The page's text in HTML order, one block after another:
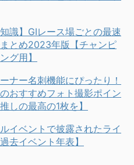
識】GⅠレース場ごとの最速
とめ2023年版【チャンピ
グ用】
ナー名刺機能にぴったり！
おすすめフォト撮影ポイン
しの最高の1枚を】
イベントで披露されたライ
去イベント年表】